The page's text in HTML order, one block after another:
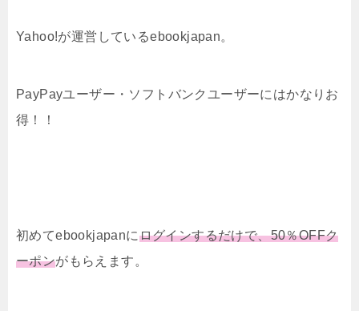
Yahoo!が運営しているebookjapan。
PayPayユーザー・ソフトバンクユーザーにはかなりお
得！！
初めてebookjapanにログインするだけで、50％OFFク
ーポンがもらえます。